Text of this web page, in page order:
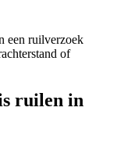
een ruilverzoek
of
ruilen in